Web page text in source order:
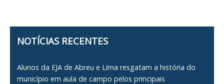
NOTÍCIAS RECENTES
Alunos da EJA de Abreu e Lima resgatam a história do
município em aula de campo pelos principais